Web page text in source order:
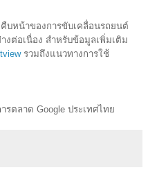
บหน้าของการขับเคลื่อนรถยนต์
งต่อเนื่อง สำหรับข้อมูลเพิ่มเติม
รวมถึงแนวทางการใช้
ตลาด Google ประเทศไทย